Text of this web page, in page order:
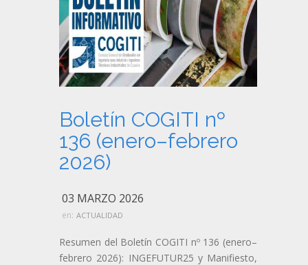
Boletín COGITI nº
136 (enero–febrero
2026)
03 MARZO 2026
en: ACTUALIDAD
Resumen del Boletín COGITI nº 136 (enero–
febrero 2026): INGEFUTUR25 y Manifiesto,